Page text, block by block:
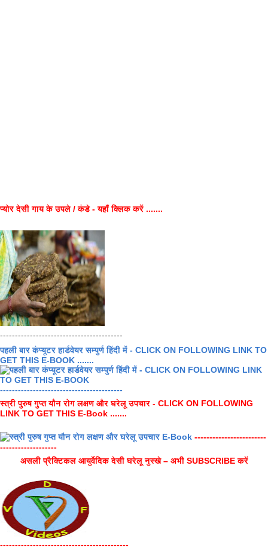
प्योर देसी गाय के उपले / कंडे - यहाँ क्लिक करें .......
-----------------------------------------
पहली बार कंप्यूटर हार्डवेयर सम्पुर्ण हिंदी में - CLICK ON FOLLOWING LINK TO
GET THIS E-BOOK .......
-----------------------------------------
स्त्री पुरुष गुप्त यौन रोग लक्षण और घरेलू उपचार - CLICK ON FOLLOWING
LINK TO GET THIS E-Book .......
------------------------
-------------------
असली प्रैक्टिकल आयुर्वेदिक देसी घरेलू नुस्खे – अभी SUBSCRIBE करें
-------------------------------------------